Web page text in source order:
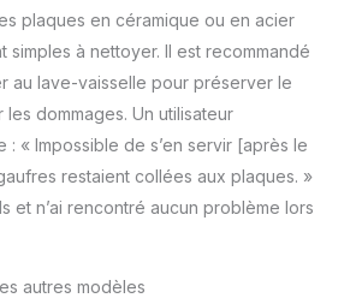
plaques en céramique ou en acier
simples à nettoyer. Il est recommandé
au lave-vaisselle pour préserver le
dommages. Un utilisateur
: « Impossible de s’en servir [après le
restaient collées aux plaques. »
et n’ai rencontré aucun problème lors
autres modèles